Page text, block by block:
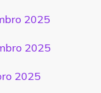
2025
2025
2025